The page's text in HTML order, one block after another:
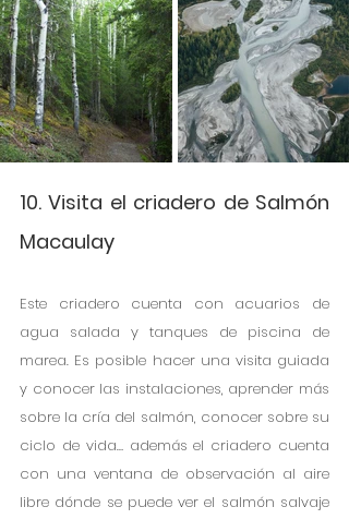
10. Visita el criadero de Salmón
Macaulay
Este criadero cuenta con acuarios de
agua salada y tanques de piscina de
marea. Es posible hacer una visita guiada
y conocer las instalaciones, aprender más
sobre la cría del salmón, conocer sobre su
ciclo de vida… además el criadero cuenta
con una ventana de observación al aire
libre dónde se puede ver el salmón salvaje